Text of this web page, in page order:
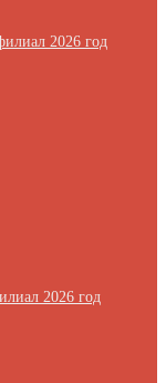
2026 год
2026 год